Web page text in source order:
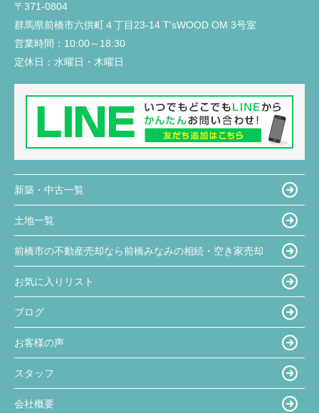
〒371-0804
群馬県前橋市六供町４丁目23‐14 T'sWOOD OM 3号室
営業時間： 10:00～18:30
定休日： 水曜日・木曜日
新築・中古一覧
土地一覧
前橋市の不動産売却なら前橋みなみの相続・空き家売却
お気に入りリスト
ブログ
お客様の声
スタッフ
会社概要